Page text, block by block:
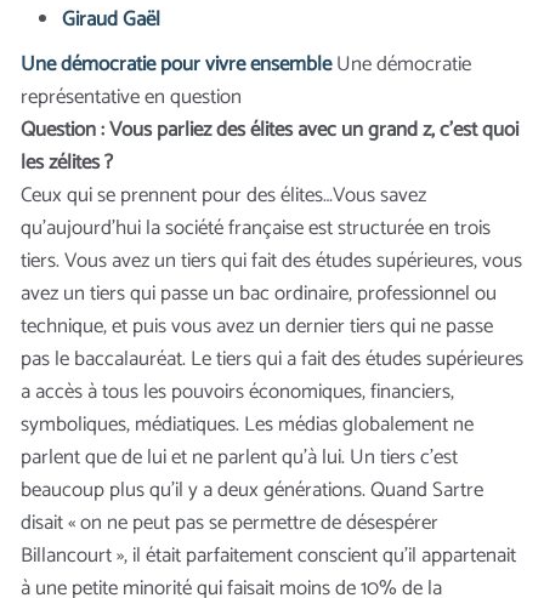
Giraud Gaël
Une démocratie pour vivre ensembleUne démocratie
représentative en question
Question : Vous parliez des élites avec un grand z, c’est quoi
les zélites ?
Ceux qui se prennent pour des élites…Vous savez
qu'aujourd'hui la société française est structurée en trois
tiers. Vous avez un tiers qui fait des études supérieures, vous
avez un tiers qui passe un bac ordinaire, professionnel ou
technique, et puis vous avez un dernier tiers qui ne passe
pas le baccalauréat. Le tiers qui a fait des études supérieures
a accès à tous les pouvoirs économiques, financiers,
symboliques, médiatiques. Les médias globalement ne
parlent que de lui et ne parlent qu’à lui. Un tiers c’est
beaucoup plus qu’il y a deux générations. Quand Sartre
disait « on ne peut pas se permettre de désespérer
Billancourt », il était parfaitement conscient qu’il appartenait
à une petite minorité qui faisait moins de 10% de la